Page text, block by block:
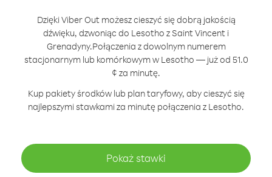
Dzięki Viber Out możesz cieszyć się dobrą jakością
dźwięku, dzwoniąc do Lesotho z Saint Vincent i
Grenadyny.Połączenia z dowolnym numerem
stacjonarnym lub komórkowym w Lesotho — już od 51.0
¢ za minutę.
Kup pakiety środków lub plan taryfowy, aby cieszyć się
najlepszymi stawkami za minutę połączenia z Lesotho.
Pokaż stawki